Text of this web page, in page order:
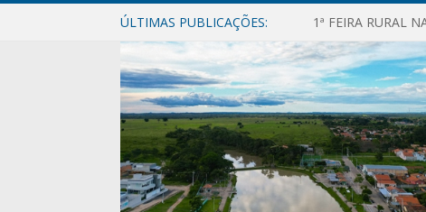
ÚLTIMAS PUBLICAÇÕES: 1ª FEIRA RURAL